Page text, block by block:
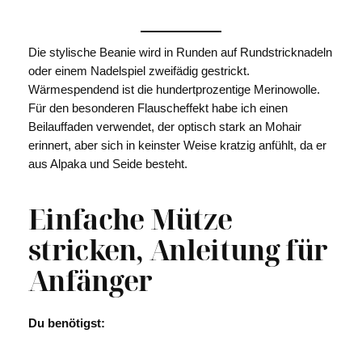
Die stylische Beanie wird in Runden auf Rundstricknadeln
oder einem Nadelspiel zweifädig gestrickt.
Wärmespendend ist die hundertprozentige Merinowolle.
Für den besonderen Flauscheffekt habe ich einen
Beilauffaden verwendet, der optisch stark an Mohair
erinnert, aber sich in keinster Weise kratzig anfühlt, da er
aus Alpaka und Seide besteht.
Einfache Mütze
stricken, Anleitung für
Anfänger
Du benötigst: